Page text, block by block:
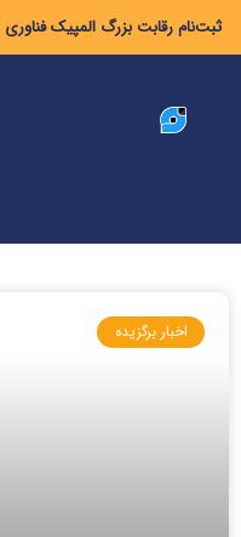
ثبت‌نام رقابت بزرگ المپیک فناوری ۲۰۲۶ آغاز شد
اخبار برگزیده